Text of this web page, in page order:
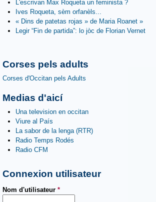
L'escrivan Max Roqueta un feminista ?
Ives Roqueta, sèm orfanèls...
« Dins de patetas rojas » de Maria Roanet »
Legir “Fin de partida”: lo jòc de Florian Vernet
Corses pels adults
Corses d'Occitan pels Adults
Medias d'aicí
Una television en occitan
Viure al País
La sabor de la lenga (RTR)
Radio Temps Rodés
Radio CFM
Connexion utilisateur
Nom d'utilisateur *